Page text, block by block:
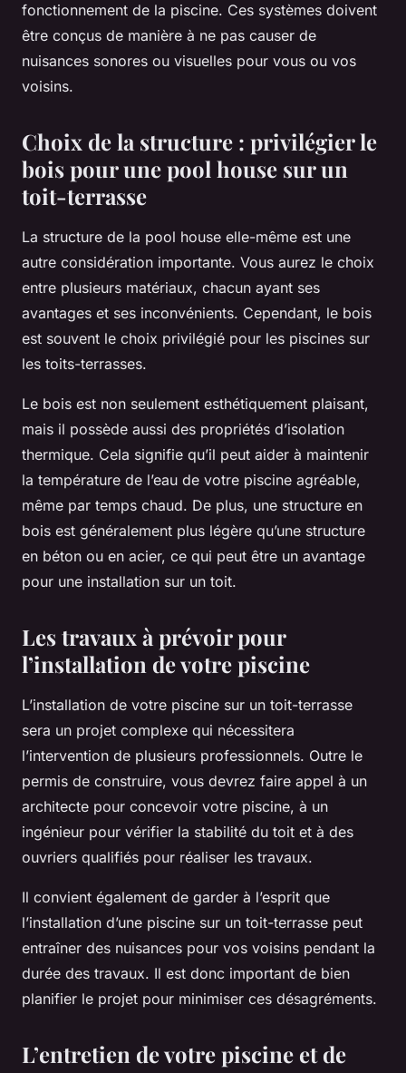
fonctionnement de la piscine. Ces systèmes doivent
être conçus de manière à ne pas causer de
nuisances sonores ou visuelles pour vous ou vos
voisins.
Choix de la structure : privilégier le
bois pour une pool house sur un
toit-terrasse
La structure de la pool house elle-même est une
autre considération importante. Vous aurez le choix
entre plusieurs matériaux, chacun ayant ses
avantages et ses inconvénients. Cependant, le bois
est souvent le choix privilégié pour les piscines sur
les toits-terrasses.
Le bois est non seulement esthétiquement plaisant,
mais il possède aussi des propriétés d’isolation
thermique. Cela signifie qu’il peut aider à maintenir
la température de l’eau de votre piscine agréable,
même par temps chaud. De plus, une structure en
bois est généralement plus légère qu’une structure
en béton ou en acier, ce qui peut être un avantage
pour une installation sur un toit.
Les travaux à prévoir pour
l’installation de votre piscine
L’installation de votre piscine sur un toit-terrasse
sera un projet complexe qui nécessitera
l’intervention de plusieurs professionnels. Outre le
permis de construire, vous devrez faire appel à un
architecte pour concevoir votre piscine, à un
ingénieur pour vérifier la stabilité du toit et à des
ouvriers qualifiés pour réaliser les travaux.
Il convient également de garder à l’esprit que
l’installation d’une piscine sur un toit-terrasse peut
entraîner des nuisances pour vos voisins pendant la
durée des travaux. Il est donc important de bien
planifier le projet pour minimiser ces désagréments.
L’entretien de votre piscine et de